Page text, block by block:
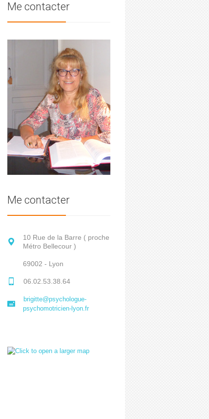
Me contacter
Me contacter
10 Rue de la Barre ( proche
Métro Bellecour )
69002 - Lyon
06.02.53.38.64
brigitte@psychologue-
psychomotricien-lyon.fr